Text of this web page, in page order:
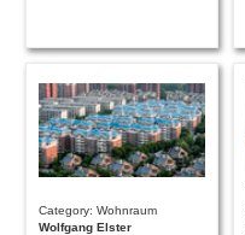
Category: Wohnraum
Wolfgang Elster